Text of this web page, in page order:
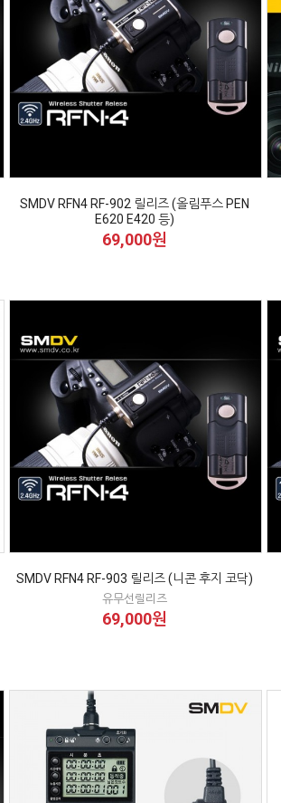
SMDV RFN4 RF-902 릴리즈 (올림푸스 PEN
E620 E420 등)
69,000원
SMDV RFN4 RF-903 릴리즈 (니콘 후지 코닥)
유무선릴리즈
69,000원